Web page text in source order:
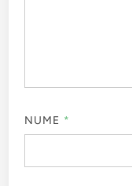
NUME *